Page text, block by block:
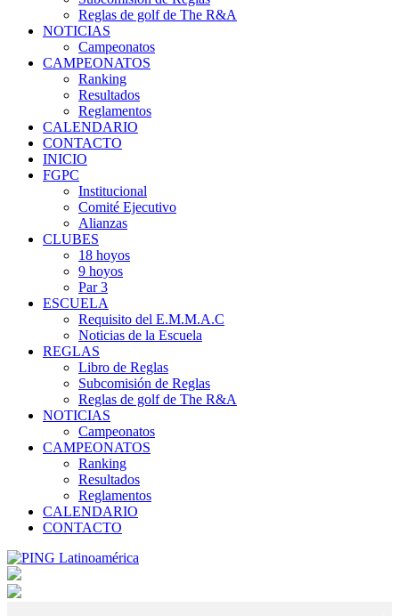
Reglas de golf de The R&A
NOTICIAS
Campeonatos
CAMPEONATOS
Ranking
Resultados
Reglamentos
CALENDARIO
CONTACTO
INICIO
FGPC
Institucional
Comité Ejecutivo
Alianzas
CLUBES
18 hoyos
9 hoyos
Par 3
ESCUELA
Requisito del E.M.M.A.C
Noticias de la Escuela
REGLAS
Libro de Reglas
Subcomisión de Reglas
Reglas de golf de The R&A
NOTICIAS
Campeonatos
CAMPEONATOS
Ranking
Resultados
Reglamentos
CALENDARIO
CONTACTO